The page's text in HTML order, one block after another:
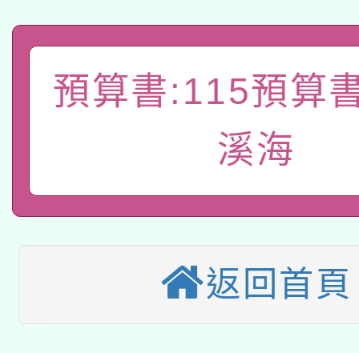
暨閱讀推動專業研習
科技賦能─人工智慧
「數位內容與教學軟體
有關大陸委員會函釋公
業技術研究院辦理「
用水績優單位及節水達
115年8月22日(星期六
桃園市孔廟祈福系列
開 智慧啟航」
2026年桃園地景藝術
本校115學年度第2次
預算書:115預算
溪海
返回首頁